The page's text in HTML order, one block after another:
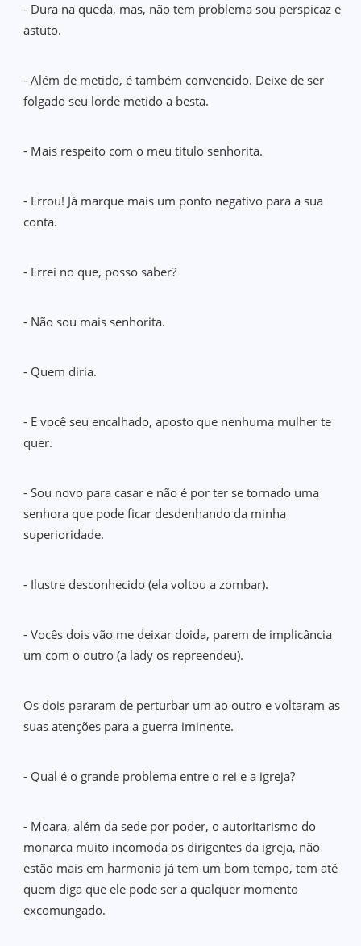
- Dura na queda, mas, não tem problema sou perspicaz e
astuto.
- Além de metido, é também convencido. Deixe de ser
folgado seu lorde metido a besta.
- Mais respeito com o meu título senhorita.
- Errou! Já marque mais um ponto negativo para a sua
conta.
- Errei no que, posso saber?
- Não sou mais senhorita.
- Quem diria.
- E você seu encalhado, aposto que nenhuma mulher te
quer.
- Sou novo para casar e não é por ter se tornado uma
senhora que pode ficar desdenhando da minha
superioridade.
- Ilustre desconhecido (ela voltou a zombar).
- Vocês dois vão me deixar doida, parem de implicância
um com o outro (a lady os repreendeu).
Os dois pararam de perturbar um ao outro e voltaram as
suas atenções para a guerra iminente.
- Qual é o grande problema entre o rei e a igreja?
- Moara, além da sede por poder, o autoritarismo do
monarca muito incomoda os dirigentes da igreja, não
estão mais em harmonia já tem um bom tempo, tem até
quem diga que ele pode ser a qualquer momento
excomungado.